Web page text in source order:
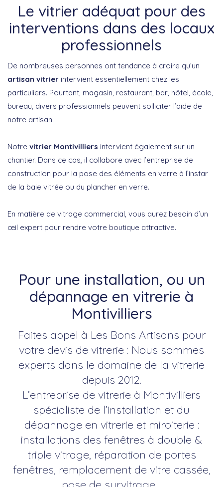
Le vitrier adéquat pour des
interventions dans des locaux
professionnels
De nombreuses personnes ont tendance à croire qu’un
artisan vitrier intervient essentiellement chez les
particuliers. Pourtant, magasin, restaurant, bar, hôtel, école,
bureau, divers professionnels peuvent solliciter l’aide de
notre artisan.
Notre vitrier Montivilliers intervient également sur un
chantier. Dans ce cas, il collabore avec l’entreprise de
construction pour la pose des éléments en verre à l’instar
de la baie vitrée ou du plancher en verre.
En matière de vitrage commercial, vous aurez besoin d’un
œil expert pour rendre votre boutique attractive.
Pour une installation, ou un
dépannage en vitrerie à
Montivilliers
Faites appel à Les Bons Artisans pour
votre devis de vitrerie : Nous sommes
experts dans le domaine de la vitrerie
depuis 2012.
L’entreprise de vitrerie à Montivilliers
spécialiste de l’installation et du
dépannage en vitrerie et miroiterie :
installations des fenêtres à double &
triple vitrage, réparation de portes
fenêtres, remplacement de vitre cassée,